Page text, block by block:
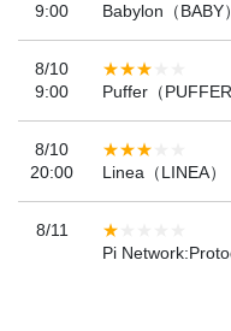
9:00
Babylon（BABY
8/10
9:00
Puffer（
8/10
20:00
Linea（LINEA
8/11
Pi